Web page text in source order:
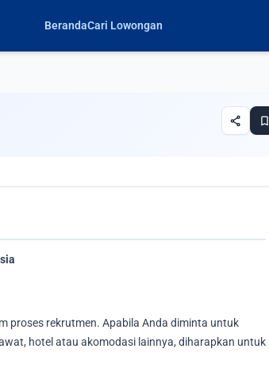
BerandaCari Lowongan
share bookmark
proses rekrutmen. Apabila Anda diminta untuk
hotel atau akomodasi lainnya, diharapkan untuk